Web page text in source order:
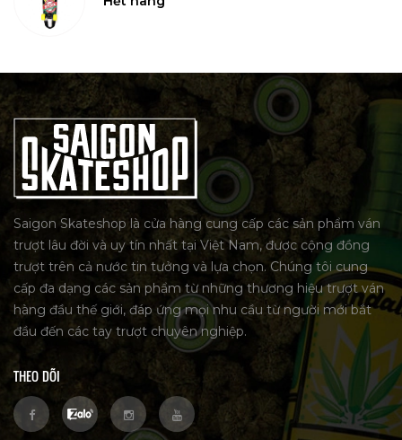
Saigon Skateshop là cửa hàng cung cấp các sản phẩm ván
trượt lâu đời và uy tín nhất tại Việt Nam, được cộng đồng
trượt trên cả nước tin tưởng và lựa chọn. Chúng tôi cung
cấp đa dạng các sản phẩm từ những thương hiệu trượt ván
hàng đầu thế giới, đáp ứng mọi nhu cầu từ người mới bắt
đầu đến các tay trượt chuyên nghiệp.
THEO DÕI